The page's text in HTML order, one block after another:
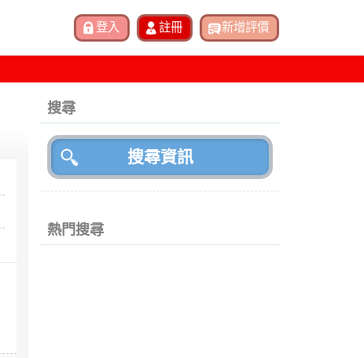
搜尋
熱門搜尋